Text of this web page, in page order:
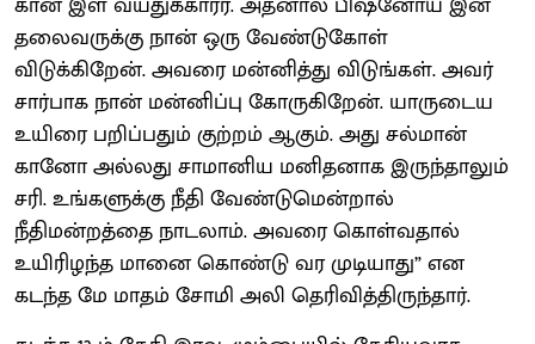
தலைவருக்கு நான் ஒரு வேண்டுகோள்
விடுக்கிறேன். அவரை மன்னித்து விடுங்கள். அவர்
சார்பாக நான் மன்னிப்பு கோருகிறேன். யாருடைய
உயிரை பறிப்பதும் குற்றம் ஆகும். அது சல்மான்
கானோ அல்லது சாமானிய மனிதனாக இருந்தாலும்
சரி. உங்களுக்கு நீதி வேண்டுமென்றால்
நீதிமன்றத்தை நாடலாம். அவரை கொள்வதால்
உயிரிழந்த மானை கொண்டு வர முடியாது” என
கடந்த மே மாதம் சோமி அலி தெரிவித்திருந்தார்.